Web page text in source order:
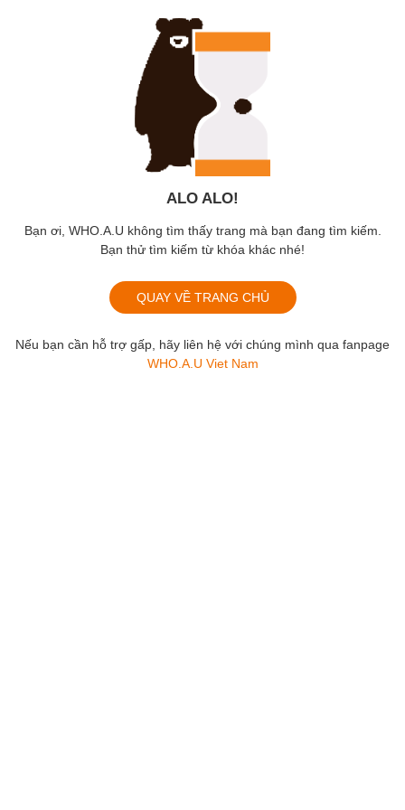
ALO ALO!
Bạn ơi, WHO.A.U không tìm thấy trang mà bạn đang tìm kiếm.
Bạn thử tìm kiếm từ khóa khác nhé!
QUAY VỀ TRANG CHỦ
Nếu bạn cần hỗ trợ gấp, hãy liên hệ với chúng mình qua fanpage
WHO.A.U Viet Nam